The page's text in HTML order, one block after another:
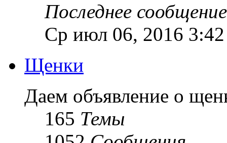
Последнее сообщение
Ср июл 06, 2016
Щенки
Даем объявление о
165 Темы